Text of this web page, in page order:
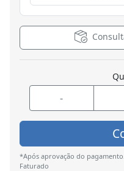
-
*Após aprovação do
Faturado